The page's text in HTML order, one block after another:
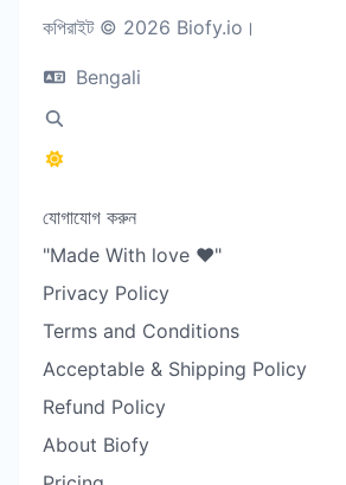
কপিরাইট © 2026 Biofy.io।
Bengali
যোগাযোগ করুন
"Made With love ❤️"
Privacy Policy
Terms and Conditions
Acceptable & Shipping Policy
Refund Policy
About Biofy